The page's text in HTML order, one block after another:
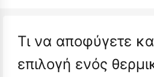
Τι να αποφύγετε
επιλογή ενός